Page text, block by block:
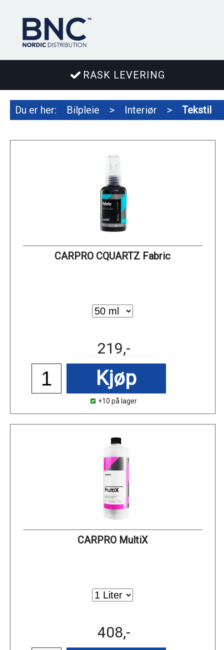
RASK LEVERING
Du er her: Bilpleie > Interiør > Tekstil
CARPRO CQUARTZ Fabric
219,-
Kjøp
+10 på lager
CARPRO MultiX
408,-